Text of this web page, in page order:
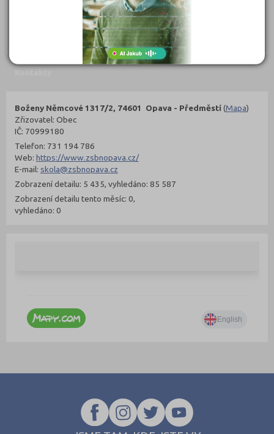
299 Kč
Objednat
Boženy Němcové 1317/2, 74601 Opava - Předměstí(Mapa)
Zřizovatel: Obec
IČ: 70999180
Telefon: 731 194 786
Web: https://www.zsbnopava.cz/
E-mail: skola@zsbnopava.cz
Zobrazení detailu: 5 435, vyhledáno: 85 587
Zobrazení detailu tento měsíc: 0,
vyhledáno: 0